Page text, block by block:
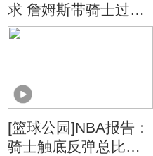
求 詹姆斯带骑士过关
斩将
[篮球公园]NBA报告：
骑士触底反弹总比分